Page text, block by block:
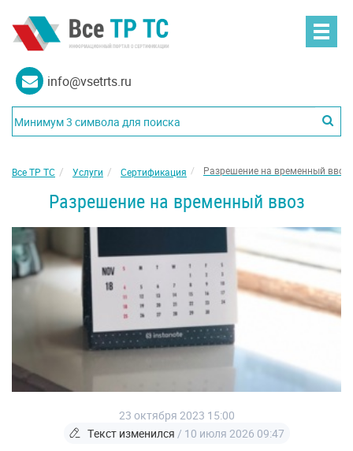
info@vsetrts.ru
Все ТР ТС Услуги Сертификация Разрешение на временный ввоз
Разрешение на временный ввоз
23 октября 2023 15:00
Текст изменился / 10 июля 2026 09:47